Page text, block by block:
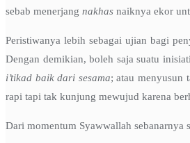
sebab menerjang nakhas naiknya ekor
Peristiwanya lebih sebagai ujian bagi
Dengan demikian, boleh saja suatu
i’tikad baik dari sesama; atau menyusun
rapi tapi tak kunjung mewujud karena
Dari momentum Syawwallah